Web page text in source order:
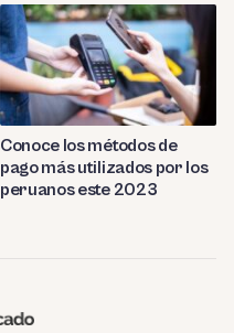
Conoce los métodos de
pago más utilizados por los
peruanos este 2023